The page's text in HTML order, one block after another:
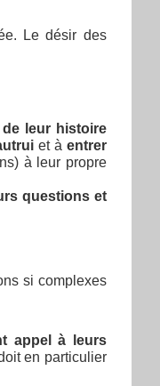
Le désir des
leur histoire
et à entrer
à leur propre
questions et
si complexes
appel à leurs
en particulier